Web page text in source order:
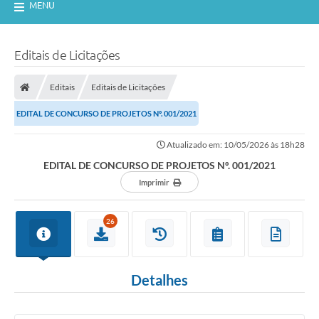
MENU
Editais de Licitações
Editais Editais de Licitações
EDITAL DE CONCURSO DE PROJETOS Nº. 001/2021
Atualizado em: 10/05/2026 às 18h28
EDITAL DE CONCURSO DE PROJETOS Nº. 001/2021
Imprimir
26
Detalhes